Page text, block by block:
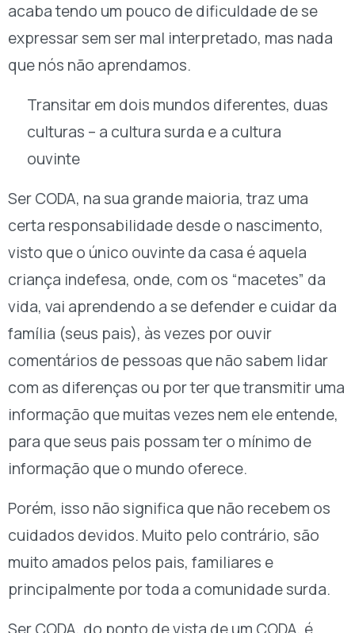
acaba tendo um pouco de dificuldade de se
expressar sem ser mal interpretado, mas nada
que nós não aprendamos.
Transitar em dois mundos diferentes, duas
culturas – a cultura surda e a cultura
ouvinte
Ser CODA, na sua grande maioria, traz uma
certa responsabilidade desde o nascimento,
visto que o único ouvinte da casa é aquela
criança indefesa, onde, com os “macetes” da
vida, vai aprendendo a se defender e cuidar da
família (seus pais), às vezes por ouvir
comentários de pessoas que não sabem lidar
com as diferenças ou por ter que transmitir uma
informação que muitas vezes nem ele entende,
para que seus pais possam ter o mínimo de
informação que o mundo oferece.
Porém, isso não significa que não recebem os
cuidados devidos. Muito pelo contrário, são
muito amados pelos pais, familiares e
principalmente por toda a comunidade surda.